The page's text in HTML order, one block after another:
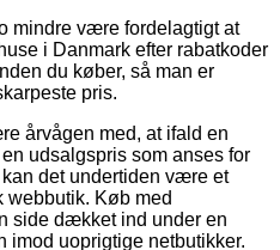
mindre være fordelagtigt at
i Danmark efter rabatkoder
du køber, så man er
pris.
årvågen med, at ifald en
udsalgspris som anses for
det undertiden være et
webbutik. Køb med
side dækket ind under en
uoprigtige netbutikker.